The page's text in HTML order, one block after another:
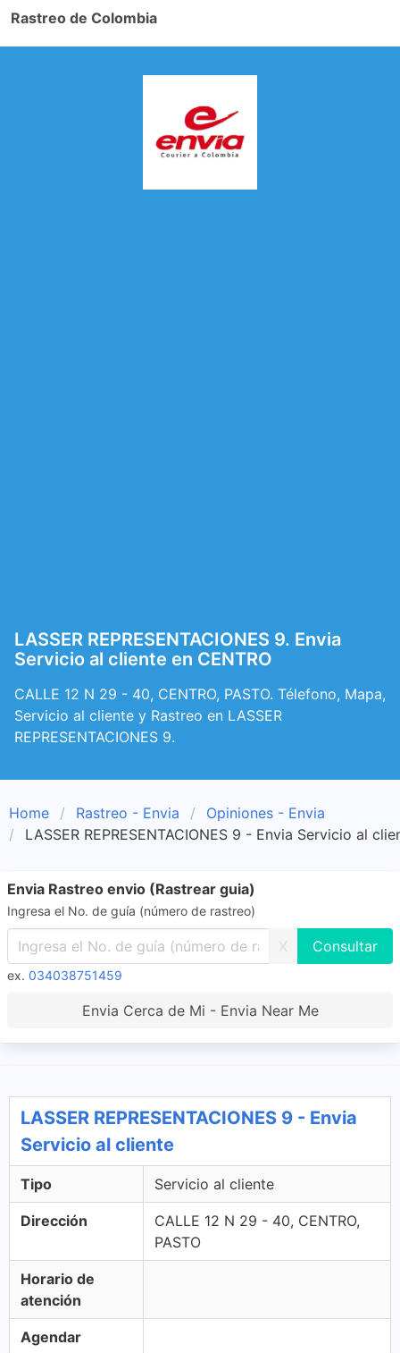
Rastreo de Colombia
LASSER REPRESENTACIONES 9. Envia
Servicio al cliente en CENTRO
CALLE 12 N 29 - 40, CENTRO, PASTO. Télefono, Mapa,
Servicio al cliente y Rastreo en LASSER
REPRESENTACIONES 9.
Home Rastreo - Envia
Opiniones - Envia
LASSER REPRESENTACIONES 9 - Envia Servicio al
Envia Rastreo envio (Rastrear guia)
Ingresa el No. de guía (número de rastreo)
X
ex. 034038751459
Envia Cerca de Mi - Envia Near Me
LASSER REPRESENTACIONES 9 - Envia
Servicio al cliente
Tipo Servicio al cliente
Dirección
CALLE 12 N 29 - 40, CENTRO,
PASTO
Horario de
atención
Agendar